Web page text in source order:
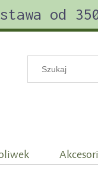
od